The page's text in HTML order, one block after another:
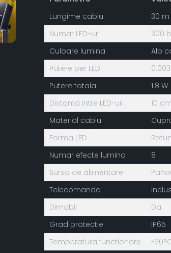
Lungime cablu
30 m
Numar LED-uri
300
Culoare lumina
Alb
Putere per LED
Putere totala
1.8 W
Distanta intre LED-uri
10 cm
Material cablu
Forma LED
Numar efecte lumina
8
Sursa de alimentare
Telecomanda
Dimabil
Da
Grad protectie
IP65
Temperatura functionare
-